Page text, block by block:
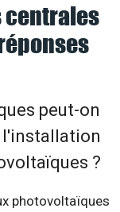
centrales
peut-on
?
photovoltaïques